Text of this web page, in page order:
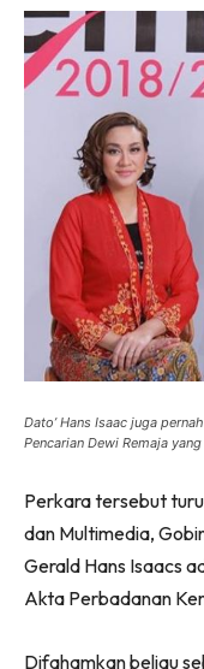
Dato’ Hans Isaac juga
Pencarian Dewi Remaja yang
Perkara tersebut
dan Multimedia,
Gerald Hans Isaacs
Akta Perbadanan
Difahamkan beliau